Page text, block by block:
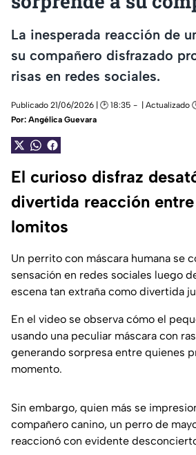
La inesperada reacción de
su compañero disfrazado
risas en redes sociales.
Publicado 21/06/2026 | 🕑 18:35
| Actualizado
Por: Angélica Guevara
El curioso disfraz
divertida reacción
lomitos
Un perrito con máscara humana se
sensación en redes sociales luego
escena tan extraña como divertida
En el video se observa cómo el
usando una peculiar máscara con
generando sorpresa entre quienes
momento.
Sin embargo, quien más se
compañero canino, un perro de
reaccionó con evidente